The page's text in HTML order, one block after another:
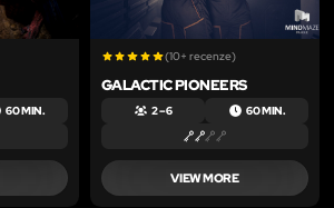
60 MIN.
(10+ recenze)
GALACTIC PIONEERS
2 – 6 60 MIN.
VIEW MORE